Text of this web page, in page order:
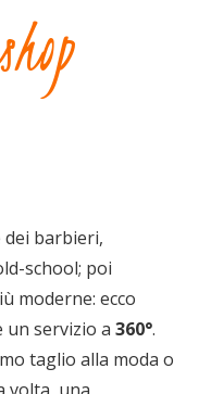
dei barbieri,
school; poi
moderne: ecco
servizio a 360°.
taglio alla moda o